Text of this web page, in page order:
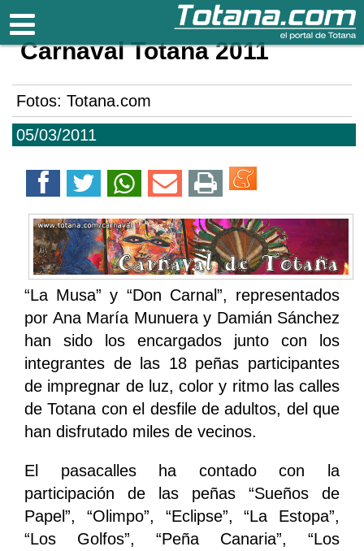
Totana.com
05/03/2011
Carnaval Totana 2011
Fotos: Totana.com
“La Musa” y “Don Carnal”, representados
por Ana María Munuera y Damián Sánchez
han sido los encargados junto con los
integrantes de las 18 peñas participantes
de impregnar de luz, color y ritmo las calles
de Totana con el desfile de adultos, del que
han disfrutado miles de vecinos.
El pasacalles ha contado con la
participación de las peñas “Sueños de
Papel”, “Olimpo”, “Eclipse”, “La Estopa”,
“Los Golfos”, “Peña Canaria”, “Los